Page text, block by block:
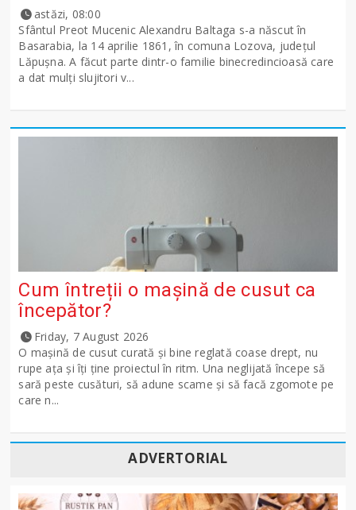
astăzi, 08:00
Sfântul Preot Mucenic Alexandru Baltaga s-a născut în
Basarabia, la 14 aprilie 1861, în comuna Lozova, județul
Lăpușna. A făcut parte dintr-o familie binecredincioasă care
a dat mulți slujitori v...
Cum întreții o mașină de cusut ca
începător?
Friday, 7 August 2026
O mașină de cusut curată și bine reglată coase drept, nu
rupe ața și îți ține proiectul în ritm. Una neglijată începe să
sară peste cusături, să adune scame și să facă zgomote pe
care n...
ADVERTORIAL